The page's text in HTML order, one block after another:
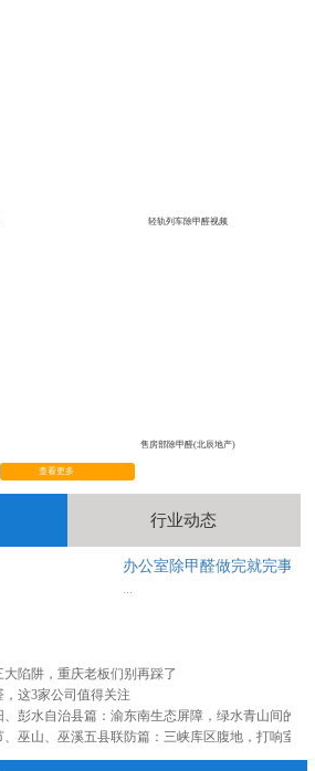
轻轨列车除甲醛视频
售房部除甲醛(北辰地产)
查看更多
行业动态
办公室除甲醛做完就完事？
...
陷阱，重庆老板们别再踩了
这3家公司值得关注
、彭水自治县篇：渝东南生态屏障，绿水青山间的